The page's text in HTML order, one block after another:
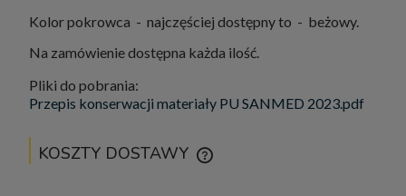
Kolor pokrowca - najczęściej dostępny to - beżowy.
Na zamówienie dostępna każda ilość.
Pliki do pobrania:
Przepis konserwacji materiały PU SANMED 2023.pdf
KOSZTY DOSTAWY
CENA NIE ZAWIERA EWENTUALNYCH KOSZTÓW